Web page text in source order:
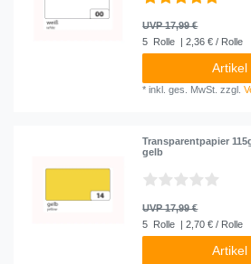
UVP 17,99 €
5 Rolle | 2,36 € / Rolle
Artikel
*inkl. ges. MwSt. zzgl.
Transparentpapier
gelb
UVP 17,99 €
5 Rolle | 2,70 € / Rolle
Artikel